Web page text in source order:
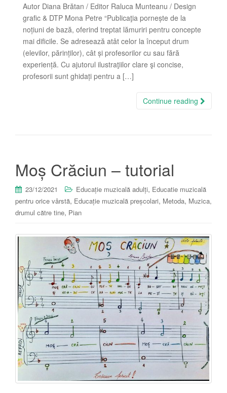
Autor Diana Brătan / Editor Raluca Munteanu / Design
grafic & DTP Mona Petre “Publicaţia pornește de la
noțiuni de bază, oferind treptat lămuriri pentru concepte
mai dificile. Se adresează atât celor la început drum
(elevilor, părinților), cât și profesorilor cu sau fără
experiență. Cu ajutorul ilustraţiilor clare şi concise,
profesorii sunt ghidați pentru a […]
Continue reading
Moș Crăciun – tutorial
23/12/2021 Educație muzicală adulți, Educatie muzicală
pentru orice vârstă, Educație muzicală preșcolari, Metoda, Muzica,
drumul către tine, Pian